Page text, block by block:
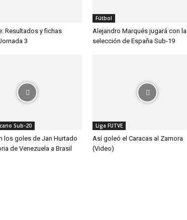
Resultados y fichas
3
Fútbol
Alejandro Marqués jugará con la
selección de España Sub-19
Sub-20
los goles de Jan Hurtado
de Venezuela a Brasil
Liga FUTVE
Así goleó el Caracas al Zamora
(Video)